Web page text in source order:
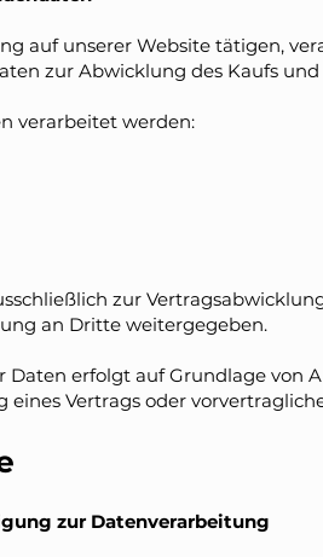
auf unserer Website tätigen,
zur Abwicklung des Kaufs
verarbeitet werden:
zur
an Dritte weitergegeben.
Daten erfolgt auf Grundlage von
eines Vertrags oder
zur Datenverarbeitung